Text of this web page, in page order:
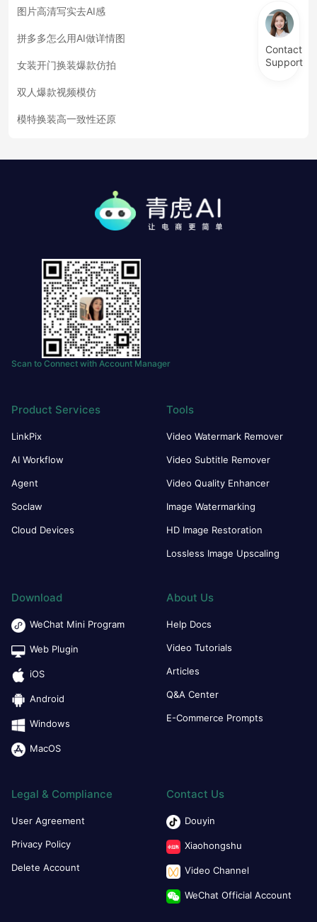
图片高清写实去AI感
拼多多怎么用AI做详情图
女装开门换装爆款仿拍
双人爆款视频模仿
模特换装高一致性还原
Scan to Connect with Account Manager
Product Services
LinkPix
AI Workflow
Agent
Soclaw
Cloud Devices
Tools
Video Watermark Remover
Video Subtitle Remover
Video Quality Enhancer
Image Watermarking
HD Image Restoration
Lossless Image Upscaling
Download
WeChat Mini Program
Web Plugin
iOS
Android
Windows
MacOS
About Us
Help Docs
Video Tutorials
Articles
Q&A Center
E-Commerce Prompts
Legal & Compliance
User Agreement
Privacy Policy
Delete Account
Contact Us
Douyin
Xiaohongshu
Video Channel
WeChat Official Account
Contact
Support